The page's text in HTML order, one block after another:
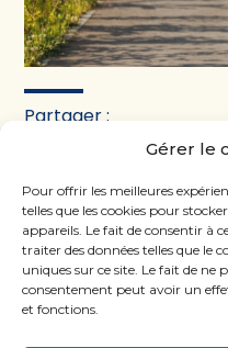
Gérer le
Pour offrir les meilleures
telles que les cookies pour
appareils. Le fait de consentir à
traiter des données telles que le
uniques sur ce site. Le fait de ne
consentement peut avoir un
et fonctions.
Partager :
FaceBook
Twitter